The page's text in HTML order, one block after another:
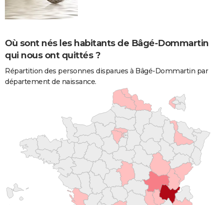
Où sont nés les habitants de Bâgé-Dommartin
qui nous ont quittés ?
Répartition des personnes disparues à Bâgé-Dommartin par
département de naissance.